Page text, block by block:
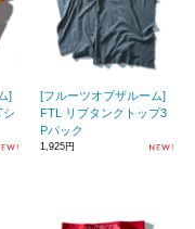
]
シ
[フルーツオブザルーム]
FTL リブタンクトップ3
Pパック
1,925円